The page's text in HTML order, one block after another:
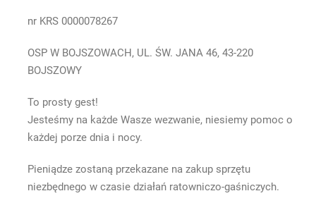
nr KRS 0000078267
OSP W BOJSZOWACH, UL. ŚW. JANA 46, 43-220
BOJSZOWY
To prosty gest!
Jesteśmy na każde Wasze wezwanie, niesiemy pomoc o
każdej porze dnia i nocy.
Pieniądze zostaną przekazane na zakup sprzętu
niezbędnego w czasie działań ratowniczo-gaśniczych.